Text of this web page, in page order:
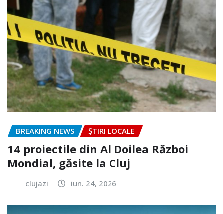
BREAKING NEWS ȘTIRI LOCALE
14 proiectile din Al Doilea Război
Mondial, găsite la Cluj
clujazi iun. 24, 2026